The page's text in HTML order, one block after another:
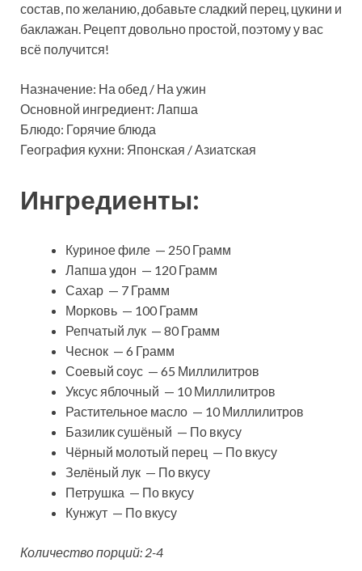
состав, по желанию, добавьте сладкий перец, цукини и
баклажан. Рецепт довольно простой, поэтому у вас
всё получится!
Назначение: На обед / На ужин
Основной ингредиент: Лапша
Блюдо: Горячие блюда
География кухни: Японская / Азиатская
Ингредиенты:
Куриное филе — 250 Грамм
Лапша удон — 120 Грамм
Сахар — 7 Грамм
Морковь — 100 Грамм
Репчатый лук — 80 Грамм
Чеснок — 6 Грамм
Соевый соус — 65 Миллилитров
Уксус яблочный — 10 Миллилитров
Растительное масло — 10 Миллилитров
Базилик сушёный — По вкусу
Чёрный молотый перец — По вкусу
Зелёный лук — По вкусу
Петрушка — По вкусу
Кунжут — По вкусу
Количество порций: 2-4